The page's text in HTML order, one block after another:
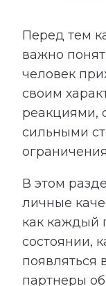
Перед тем
важно
человек
своим
реакциями,
сильными
В этом
личные
как каждый
состоянии,
появляться
партнеры